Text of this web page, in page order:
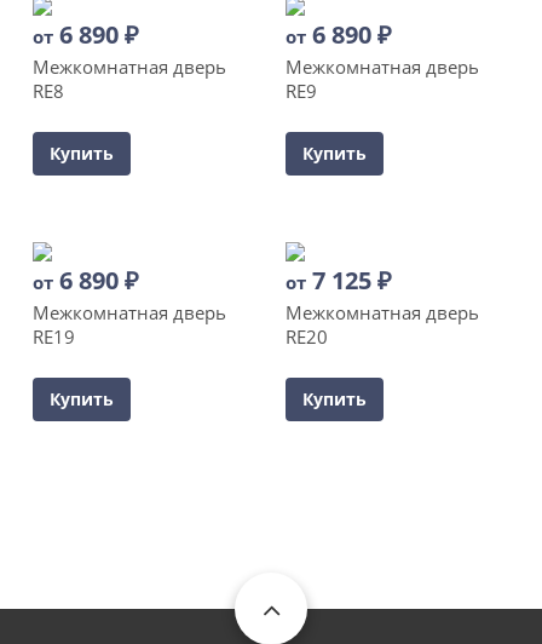
от 6 890₽
Межкомнатная дверь
RE8
Купить
от 6 890₽
Межкомнатная дверь
RE9
Купить
от 6 890₽
Межкомнатная дверь
RE19
Купить
от 7 125₽
Межкомнатная дверь
RE20
Купить